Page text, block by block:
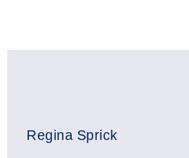
Regina Sprick